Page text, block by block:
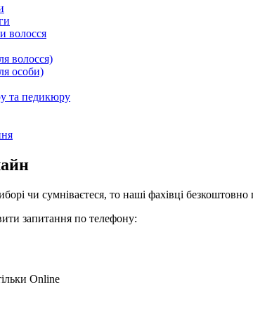
волосся
волосся)
особи)
та педикюру
чи сумніваєтеся, то наші фахівці
запитання по телефону:
Online